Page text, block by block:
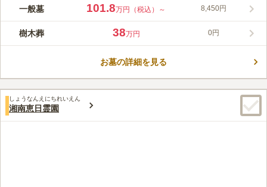
横浜市旭区に、愛するペットと共に眠れる希少な区画が誕生しま
観を兼ね備えながら、手ごろな価格でご利用いただけます。区画
はコンパクトなタイプから広々としたものまで幅広く揃い、ご家
「そよ風」が新規オープンし、永代供養墓「ススラン」もリニュ
みんなの評価
4.2 口コミ5件
40代男性
お墓より徒歩5分くらいの近くにマムスーパーがあり、そこで仏
花とお供え物の果物やお菓子を買うようにしています。法事の時には駅に
サイゼリアがあるので気軽に人数を取って会食を行うことができるのでと
ても便利です。
一般墓 101.8万円（税込）～ 8,450円
樹木葬 38万円 0円
お墓の詳細を見る
しょうなんえにちれいえん
湘南恵日霊園